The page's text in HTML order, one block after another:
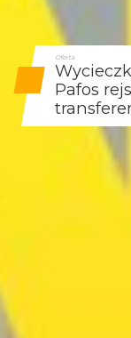
Oferta
Pafos